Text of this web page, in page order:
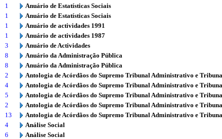
1
Anuário de Estatísticas Sociais
1
Anuário de Estatísticas Sociais
1
Anuário de actividades 1991
1
Anuário de actividades 1987
3
Anuário de Actividades
8
Anuário da Administração Pública
8
Anuário da Administração Pública
2
Antologia de Acórdãos do Supremo Tribunal Administrativo e
4
Antologia de Acórdãos do Supremo Tribunal Administrativo e
5
Antologia de Acórdãos do Supremo Tribunal Administrativo e
2
Antologia de Acórdãos do Supremo Tribunal Administrativo e
13
Antologia de Acórdãos do Supremo Tribunal Administrativo e
4
Análise Social
6
Análise Social